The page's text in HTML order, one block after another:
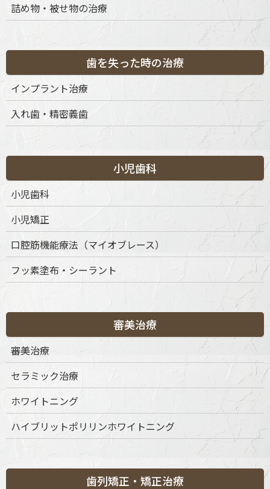
〒151-0063 東京都渋谷区富ケ谷1丁目51-4 代々木八幡メディカ
ルモール4階
ご予約・お問合せ：
インターネット予約：こちらをクリック
診療時間
祝
9:30-13:30
◎ ◎ ◎ ◎
15:00-19:00
◎ ◎ ◎ ◎ ◎ ◎ ◎
◎
詰め物・被せ物の治療
歯を失った時の治療
インプラント治療
入れ歯・精密義歯
小児歯科
小児歯科
小児矯正
口腔筋機能療法（マイオブレース）
フッ素塗布・シーラント
審美治療
審美治療
セラミック治療
ホワイトニング
ハイブリットポリリンホワイトニング
歯列矯正・矯正治療